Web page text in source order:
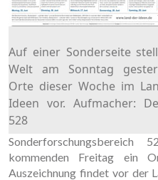
Auf einer Sonderseite
Welt am Sonntag
Orte dieser Woche im
Ideen vor. Aufmacher:
528
kommenden Freitag ein
Auszeichnung findet vor der